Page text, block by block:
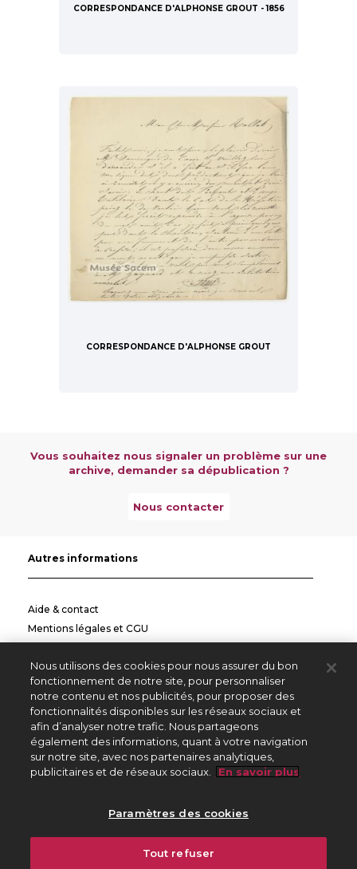
CORRESPONDANCE D'ALPHONSE GROUT - 1856
CORRESPONDANCE D'ALPHONSE GROUT
Vous souhaitez nous signaler un problème sur une
archive, demander sa dépublication ?
Nous contacter
Autres informations
Aide & contact
Mentions légales et CGU
Informations pratiques
Autres sites
Créateurs Editeurs
Répertoire des Œuvres
Nous utilisons des cookies pour nous assurer du bon
fonctionnement de notre site, pour personnaliser
notre contenu et nos publicités, pour proposer des
fonctionnalités disponibles sur les réseaux sociaux et
afin d’analyser notre trafic. Nous partageons
également des informations, quant à votre navigation
sur notre site, avec nos partenaires analytiques,
publicitaires et de réseaux sociaux.
En savoir plus
Paramètres des cookies
Tout refuser